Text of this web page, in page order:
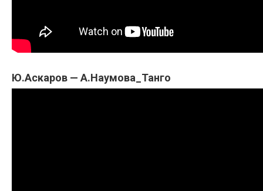
Ю.Аскаров — А.Наумова_Танго